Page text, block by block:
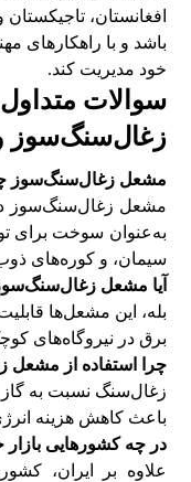
افغانستان،
باشد و با راهکارهای
خود مدیریت کند.
سوالات
زغال‌سنگ‌سوز
مشعل زغال‌سنگ‌سوز
مشعل زغال‌سنگ‌سوز
به‌عنوان سوخت برای
سیمان، و کوره‌های
آیا مشعل زغال‌سنگ‌سوز
بله، این مشعل‌ها
برق در نیروگاه‌های
چرا استفاده از
زغال‌سنگ نسبت به گاز
باعث کاهش هزینه
در چه کشورهایی
علاوه بر ایران،